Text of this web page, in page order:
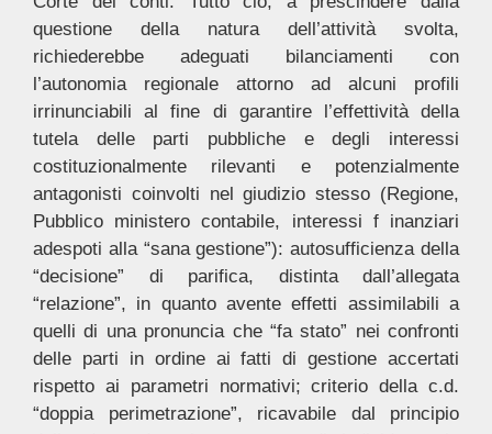
questione della natura dell’attività svolta,
richiederebbe adeguati bilanciamenti con
l’autonomia regionale attorno ad alcuni profili
irrinunciabili al fine di garantire l’effettività della
tutela delle parti pubbliche e degli interessi
costituzionalmente rilevanti e potenzialmente
antagonisti coinvolti nel giudizio stesso (Regione,
Pubblico ministero contabile, interessi f inanziari
adespoti alla “sana gestione”): autosufficienza della
“decisione” di parifica, distinta dall’allegata
“relazione”, in quanto avente effetti assimilabili a
quelli di una pronuncia che “fa stato” nei confronti
delle parti in ordine ai fatti di gestione accertati
rispetto ai parametri normativi; criterio della c.d.
“doppia perimetrazione”, ricavabile dal principio